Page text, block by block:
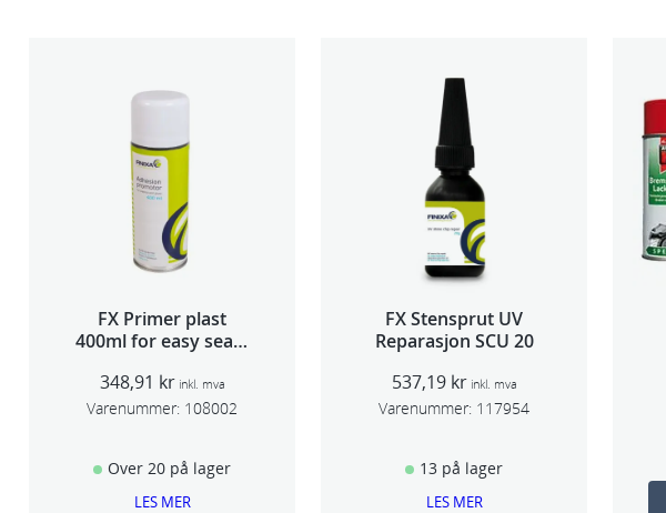
FX Primer plast
400ml for easy seam
348,91 kr inkl. mva
Varenummer: 108002
Over 20 på lager
LES MER
FX Stensprut UV
Reparasjon SCU 20
537,19 kr inkl. mva
Varenummer: 117954
13 på lager
LES MER